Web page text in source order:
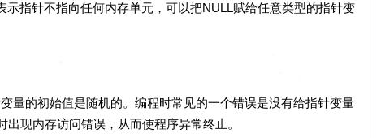
不指向任何内存单元，可以把NULL赋给任意类型的指针变
始值是随机的。编程时常见的一个错误是没有给指针变量
现内存访问错误，从而使程序异常终止。